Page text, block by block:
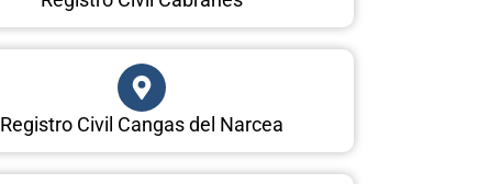
Registro Civil Cangas del Narcea